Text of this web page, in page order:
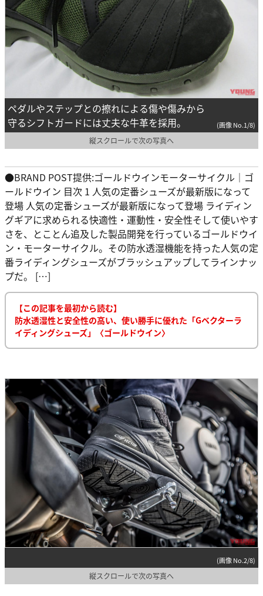
ペダルやステップとの擦れによる傷や傷みから
守るシフトガードには丈夫な牛革を採用。
(画像 No.1/8)
縦スクロールで次の写真へ
●BRAND POST提供:ゴールドウインモーターサイクル｜ゴ
ールドウイン 目次 1 人気の定番シューズが最新版になって
登場 人気の定番シューズが最新版になって登場 ライディン
グギアに求められる快適性・運動性・安全性そして使いやす
さを、とことん追及した製品開発を行っているゴールドウイ
ン・モーターサイクル。その防水透湿機能を持った人気の定
番ライディングシューズがブラッシュアップしてラインナッ
プだ。 […]
【この記事を最初から読む】
防水透湿性と安全性の高い、使い勝手に優れた「Gベクターラ
イディングシューズ」〈ゴールドウイン〉
(画像 No.2/8)
縦スクロールで次の写真へ